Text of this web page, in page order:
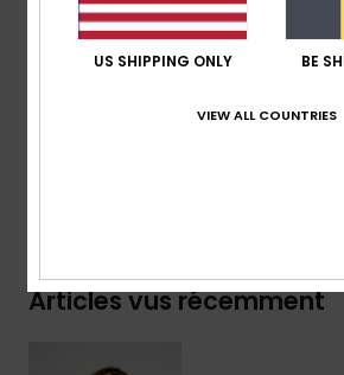
Marquage :étiquette tissée sur
Articles vus récemment
US SHIPPING ONLY BE
VIEW ALL COUNTRIES